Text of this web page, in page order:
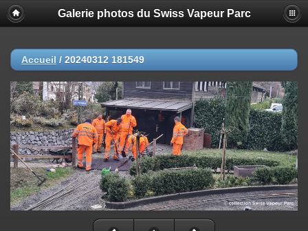
Galerie photos du Swiss Vapeur Parc
Accueil / 20240312 181549